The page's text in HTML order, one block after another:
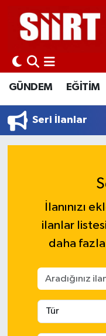
GÜNDEM EĞİTİM
Seri İlanlar
İlanınızı
ilanlar
daha
GÜNDEM
EĞİTİM
SİYASET
EKONOMİ
KÜLTÜR-SANAT
Siirt Nöbetçi
Siirt Hava
Siirt Namaz
Siirt Trafik
Son Dakika